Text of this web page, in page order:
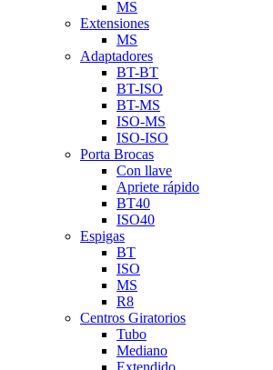
MS
Extensiones
MS
Adaptadores
BT-BT
BT-ISO
BT-MS
ISO-MS
ISO-ISO
Porta Brocas
Con llave
Apriete rápido
BT40
ISO40
Espigas
BT
ISO
MS
R8
Centros Giratorios
Tubo
Mediano
Extendido